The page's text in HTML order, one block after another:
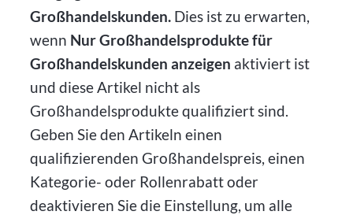
Großhandelskunden. Dies ist zu erwarten,
wenn Nur Großhandelsprodukte für
Großhandelskunden anzeigen aktiviert ist
und diese Artikel nicht als
Großhandelsprodukte qualifiziert sind.
Geben Sie den Artikeln einen
qualifizierenden Großhandelspreis, einen
Kategorie- oder Rollenrabatt oder
deaktivieren Sie die Einstellung, um alle